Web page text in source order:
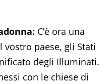
C’è ora una
paese, gli Stati
degli Illuminati.
con le chiese di